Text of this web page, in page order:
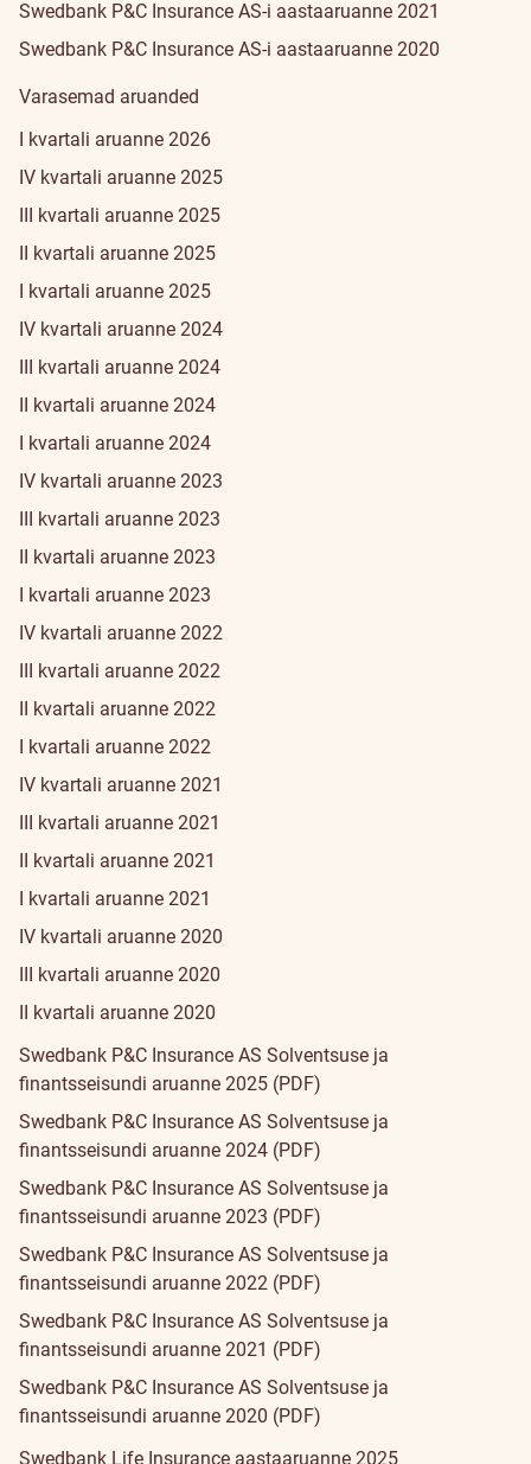
Swedbank P&C Insurance AS-i aastaaruanne 2021
Swedbank P&C Insurance AS-i aastaaruanne 2020
Varasemad aruanded
I kvartali aruanne 2026
IV kvartali aruanne 2025
III kvartali aruanne 2025
II kvartali aruanne 2025
I kvartali aruanne 2025
IV kvartali aruanne 2024
III kvartali aruanne 2024
II kvartali aruanne 2024
I kvartali aruanne 2024
IV kvartali aruanne 2023
III kvartali aruanne 2023
II kvartali aruanne 2023
I kvartali aruanne 2023
IV kvartali aruanne 2022
III kvartali aruanne 2022
II kvartali aruanne 2022
I kvartali aruanne 2022
IV kvartali aruanne 2021
III kvartali aruanne 2021
II kvartali aruanne 2021
I kvartali aruanne 2021
IV kvartali aruanne 2020
III kvartali aruanne 2020
II kvartali aruanne 2020
Swedbank P&C Insurance AS Solventsuse ja
finantsseisundi aruanne 2025 (PDF)
Swedbank P&C Insurance AS Solventsuse ja
finantsseisundi aruanne 2024 (PDF)
Swedbank P&C Insurance AS Solventsuse ja
finantsseisundi aruanne 2023 (PDF)
Swedbank P&C Insurance AS Solventsuse ja
finantsseisundi aruanne 2022 (PDF)
Swedbank P&C Insurance AS Solventsuse ja
finantsseisundi aruanne 2021 (PDF)
Swedbank P&C Insurance AS Solventsuse ja
finantsseisundi aruanne 2020 (PDF)
Swedbank Life Insurance aastaaruanne 2025